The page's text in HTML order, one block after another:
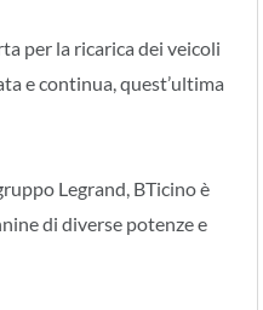
per la ricarica dei veicoli
e continua, quest’ultima
Legrand, BTicino è
di diverse potenze e